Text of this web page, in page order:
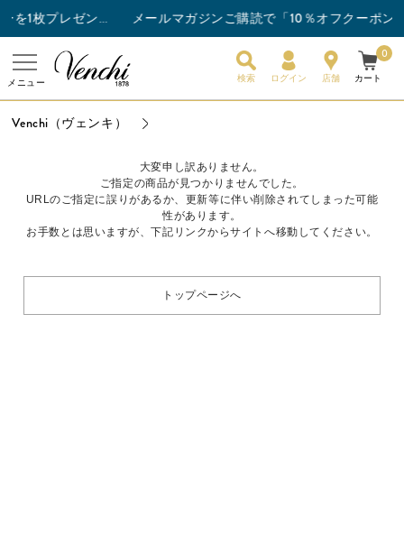
チョコレートバー3枚以上ご購入でスナックバーを1枚プレゼント！ メールマガジンご購読で「10％オフクーポン
メニュー 検索 ログイン 店舗 カート
0
Venchi（ヴェンキ）
大変申し訳ありません。
ご指定の商品が見つかりませんでした。
URLのご指定に誤りがあるか、更新等に伴い削除されてしまった可能
性があります。
お手数とは思いますが、下記リンクからサイトへ移動してください。
トップページへ